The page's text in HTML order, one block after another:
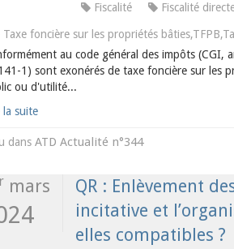
Fiscalité Fiscalité
Taxe foncière sur les propriétés
au code général des impôts (CGI,
1) sont exonérés de taxe foncière sur les
ou d'utilité...
la suite
dans ATD Actualité n°344
mars
QR : Enlèvement
incitative et
elles compatibles ?